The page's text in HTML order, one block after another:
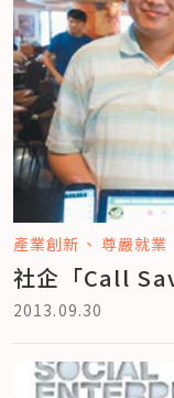
產業創新 尊嚴就業
社企「Call
2013.09.30